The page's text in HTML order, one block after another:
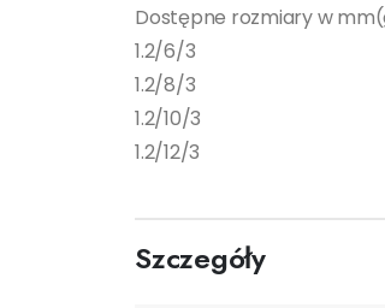
Dostępne rozmiary w
1.2/6/3
1.2/8/3
1.2/10/3
1.2/12/3
Szczegóły